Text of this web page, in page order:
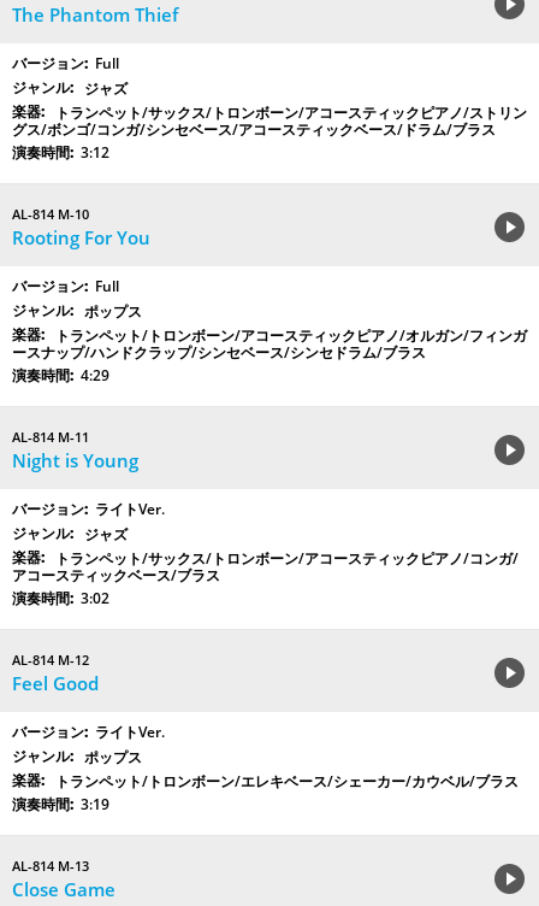
The Phantom Thief
Full
ジャズ
トランペット/サックス/トロンボーン/アコースティックピアノ/ストリン
グス/ボンゴ/コンガ/シンセベース/アコースティックベース/ドラム/ブラス
3:12
AL-814 M-10
Rooting For You
Full
ポップス
トランペット/トロンボーン/アコースティックピアノ/オルガン/フィンガ
ースナップ/ハンドクラップ/シンセベース/シンセドラム/ブラス
4:29
AL-814 M-11
Night is Young
ライトVer.
ジャズ
トランペット/サックス/トロンボーン/アコースティックピアノ/コンガ/
アコースティックベース/ブラス
3:02
AL-814 M-12
Feel Good
ライトVer.
ポップス
トランペット/トロンボーン/エレキベース/シェーカー/カウベル/ブラス
3:19
AL-814 M-13
Close Game